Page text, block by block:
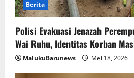
Berita
Polisi Evakuasi Jenazah
Wai Ruhu, Identitas Korban
MalukuBarunews Mei 18, 2026